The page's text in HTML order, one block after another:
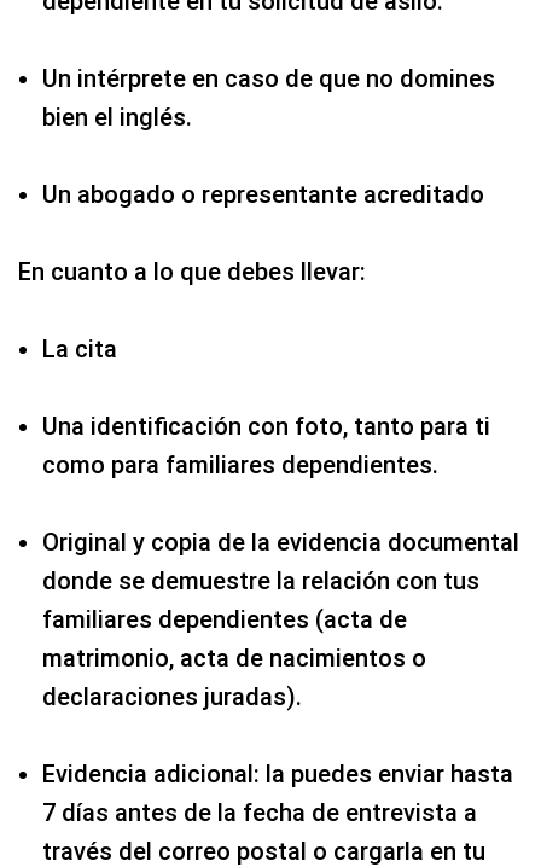
Un intérprete en caso de que no domines
bien el inglés.
Un abogado o representante acreditado
En cuanto a lo que debes llevar:
La cita
Una identificación con foto, tanto para ti
como para familiares dependientes.
Original y copia de la evidencia documental
donde se demuestre la relación con tus
familiares dependientes (acta de
matrimonio, acta de nacimientos o
declaraciones juradas).
Evidencia adicional: la puedes enviar hasta
7 días antes de la fecha de entrevista a
través del correo postal o cargarla en tu